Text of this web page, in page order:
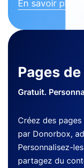
En savoir plus
Pages
Gratuit.
Créez des
par Donorbox,
Personnalisez-
partagez du